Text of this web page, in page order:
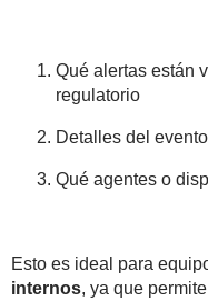
Qué alertas están
regulatorio
Detalles del
Qué agentes o
Esto es ideal para
internos, ya que